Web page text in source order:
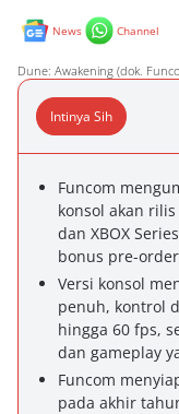
News Channel
Dune: Awakening (dok.
Intinya Sih
Funcom
konsol akan
dan XBOX
bonus pre-
Versi konsol
penuh, kontrol
hingga 60 fps,
dan gameplay
Funcom
pada akhir